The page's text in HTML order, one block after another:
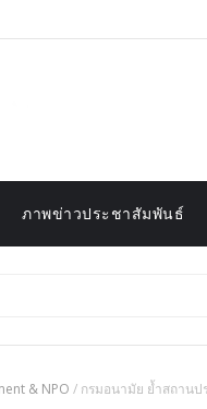
ภาพข่าวประชาสัมพันธ์
& NPO / กรมอนามัย ย้ำสถานป